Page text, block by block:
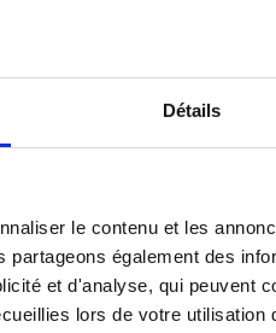
Détails
le contenu et les
partageons également des
et d'analyse, qui peuvent
lors de votre utilisation